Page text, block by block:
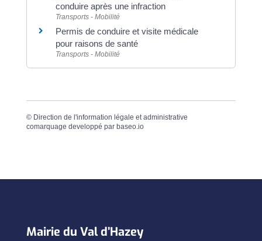
conduire après une infraction
Transports - Mobilité
Permis de conduire et visite médicale
pour raisons de santé
Transports - Mobilité
© Direction de l'information légale et administrative
comarquage developpé par baseo.io
Mairie du Val d’Hazey